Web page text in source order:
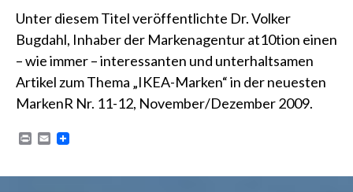
Unter diesem Titel veröffentlichte Dr. Volker
Bugdahl, Inhaber der Markenagenturat10tion einen
– wie immer – interessanten und unterhaltsamen
Artikel zum Thema „IKEA-Marken“ in der neuesten
MarkenR Nr. 11-12, November/Dezember 2009.
P
n
t
E
i
l